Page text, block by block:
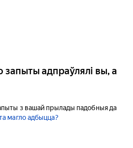
запыты адпраўлялі вы, а
з вашай прылады падобныя да
магло адбыцца?